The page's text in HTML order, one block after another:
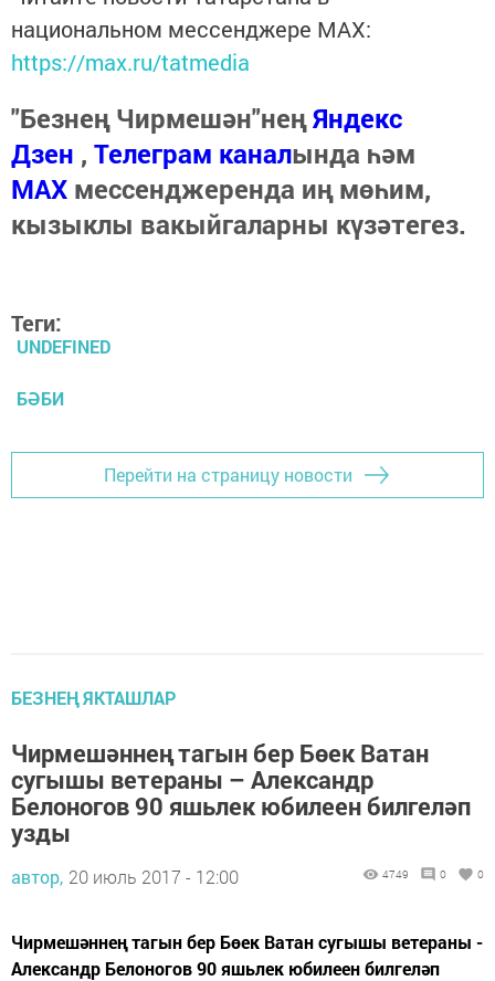
национальном мессенджере MАХ:
https://max.ru/tatmedia
"Безнең Чирмешән"неңЯндекс
Дзен , Телеграм каналында һәм
МАХ мессенджеренда иң мөһим,
кызыклы вакыйгаларны күзәтегез.
Теги:
UNDEFINED
БӘБИ
Перейти на страницу новости
БЕЗНЕҢ ЯКТАШЛАР
Чирмешәннең тагын бер Бөек Ватан
сугышы ветераны – Александр
Белоногов 90 яшьлек юбилеен билгеләп
узды
автор, 20 июль 2017 - 12:00 4749 0 0
Чирмешәннең тагын бер Бөек Ватан сугышы ветераны -
Александр Белоногов 90 яшьлек юбилеен билгеләп